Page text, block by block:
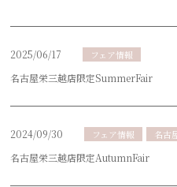
2025/06/17 フェア情報
名古屋栄三越店限定SummerFair
2024/09/30 フェア情報 名古
名古屋栄三越店限定AutumnFair